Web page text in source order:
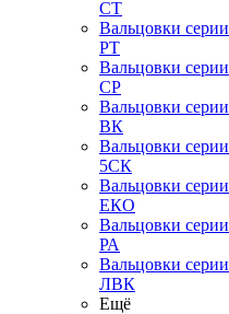
СТ
Вальцовки серии
РТ
Вальцовки серии
СР
Вальцовки серии
ВК
Вальцовки серии
5СК
Вальцовки серии
ЕКО
Вальцовки серии
РА
Вальцовки серии
ЛВК
Ещё